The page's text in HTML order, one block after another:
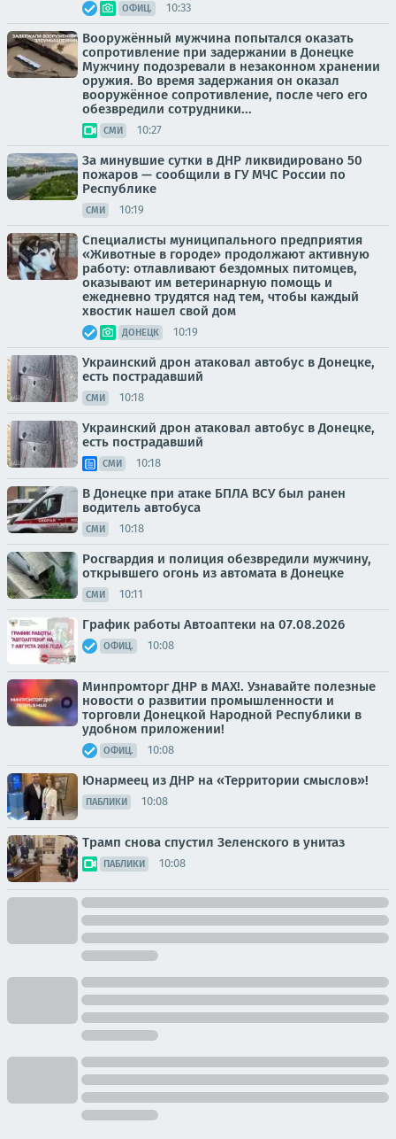
ОФИЦ. 10:33
Вооружённый мужчина попытался оказать
сопротивление при задержании в Донецке
Мужчину подозревали в незаконном хранении
оружия. Во время задержания он оказал
вооружённое сопротивление, после чего его
обезвредили сотрудники...
СМИ 10:27
За минувшие сутки в ДНР ликвидировано 50
пожаров — сообщили в ГУ МЧС России по
Республике
СМИ 10:19
Специалисты муниципального предприятия
«Животные в городе» продолжают активную
работу: отлавливают бездомных питомцев,
оказывают им ветеринарную помощь и
ежедневно трудятся над тем, чтобы каждый
хвостик нашел свой дом
ДОНЕЦК 10:19
Украинский дрон атаковал автобус в Донецке,
есть пострадавший
СМИ 10:18
Украинский дрон атаковал автобус в Донецке,
есть пострадавший
СМИ 10:18
В Донецке при атаке БПЛА ВСУ был ранен
водитель автобуса
СМИ 10:18
Росгвардия и полиция обезвредили мужчину,
открывшего огонь из автомата в Донецке
СМИ 10:11
График работы Автоаптеки на 07.08.2026
ОФИЦ. 10:08
Минпромторг ДНР в МАХ!. Узнавайте полезные
новости о развитии промышленности и
торговли Донецкой Народной Республики в
удобном приложении!
ОФИЦ. 10:08
Юнармеец из ДНР на «Территории смыслов»!
ПАБЛИКИ 10:08
Трамп снова спустил Зеленского в унитаз
ПАБЛИКИ 10:08